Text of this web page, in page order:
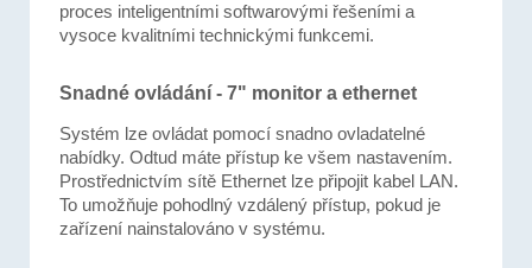
proces inteligentními softwarovými řešeními a
vysoce kvalitními technickými funkcemi.
Snadné ovládání - 7" monitor a ethernet
Systém lze ovládat pomocí snadno ovladatelné
nabídky. Odtud máte přístup ke všem nastavením.
Prostřednictvím sítě Ethernet lze připojit kabel LAN.
To umožňuje pohodlný vzdálený přístup, pokud je
zařízení nainstalováno v systému.